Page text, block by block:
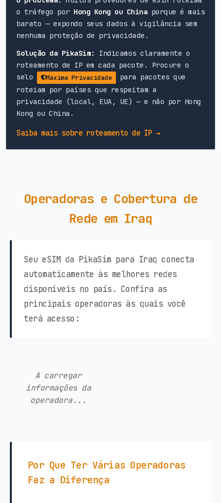
o tráfego por Hong Kong ou China porque é mais
barato — expondo seus dados à vigilância sem
nenhuma proteção de privacidade.
Solução da PikaSim:
Indicamos claramente o
roteamento de IP em cada pacote. Procure o
selo
Máxima Privacidade
para pacotes que
roteiam por países que respeitam a
privacidade (local, EUA, UE) — e não por Hong
Kong ou China.
Saiba mais sobre roteamento de IP →
Operadoras e Cobertura de
Rede em Iraq
Seu eSIM da PikaSim para Iraq conecta
automaticamente às melhores redes
disponíveis no país. Confira as
principais operadoras às quais você
terá acesso:
A carregar
informações da
operadora...
Por Que Ter Várias Operadoras
Faz a Diferença